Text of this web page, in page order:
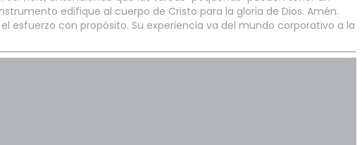
edifique al cuerpo de Cristo para la gloria de Dios. Amén.
esfuerzo con propósito. Su experiencia va del mundo corporativo a la